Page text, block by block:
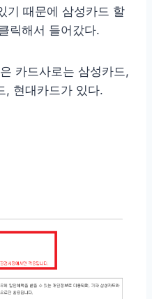
기 때문에 삼성카드 할
릭해서 들어갔다.
카드사로는 삼성카드,
, 현대카드가 있다.